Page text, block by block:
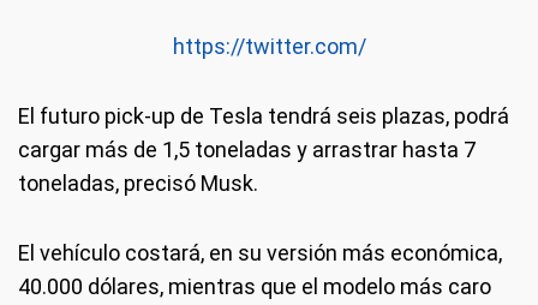
https://twitter.com/
El futuro pick-up de Tesla tendrá seis plazas, podrá
cargar más de 1,5 toneladas y arrastrar hasta 7
toneladas, precisó Musk.
El vehículo costará, en su versión más económica,
40.000 dólares, mientras que el modelo más caro